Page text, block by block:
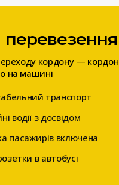
кордону — кордон
на машині
транспорт
водії з досвідом
пасажирів включена
в автобусі